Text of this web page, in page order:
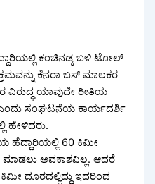
ಕಂಚಿನಡ್ಕ ಬಳಿ ಟೋಲ್
ಕೆನರಾ ಬಸ್ ಮಾಲಕರ
ವಿರುದ್ಧ ಯಾವುದೇ ರೀತಿಯ
ಎಂದು ಸಂಘಟನೆಯ ಕಾರ್ಯದರ್ಶಿ
ಹೇಳಿದರು.
ಹೆದ್ದಾರಿಯಲ್ಲಿ 60 ಕಿಮೀ
ಅವಕಾಶವಿಲ್ಲ. ಆದರೆ
ದೂರದಲ್ಲಿದ್ದು ಇದರಿಂದ